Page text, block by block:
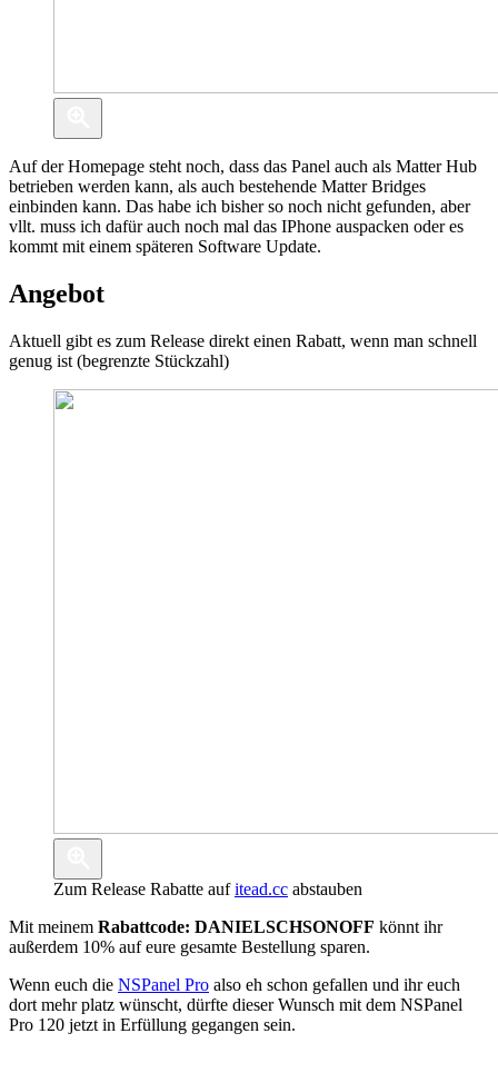
Auf der Homepage steht noch, dass das Panel auch als Matter Hub
betrieben werden kann, als auch bestehende Matter Bridges
einbinden kann. Das habe ich bisher so noch nicht gefunden, aber
vllt. muss ich dafür auch noch mal das IPhone auspacken oder es
kommt mit einem späteren Software Update.
Angebot
Aktuell gibt es zum Release direkt einen Rabatt, wenn man schnell
genug ist (begrenzte Stückzahl)
Zum Release Rabatte aufitead.cc abstauben
Mit meinem Rabattcode: DANIELSCHSONOFF könnt ihr
außerdem 10% auf eure gesamte Bestellung sparen.
Wenn euch die NSPanel Pro also eh schon gefallen und ihr euch
dort mehr platz wünscht, dürfte dieser Wunsch mit dem NSPanel
Pro 120 jetzt in Erfüllung gegangen sein.